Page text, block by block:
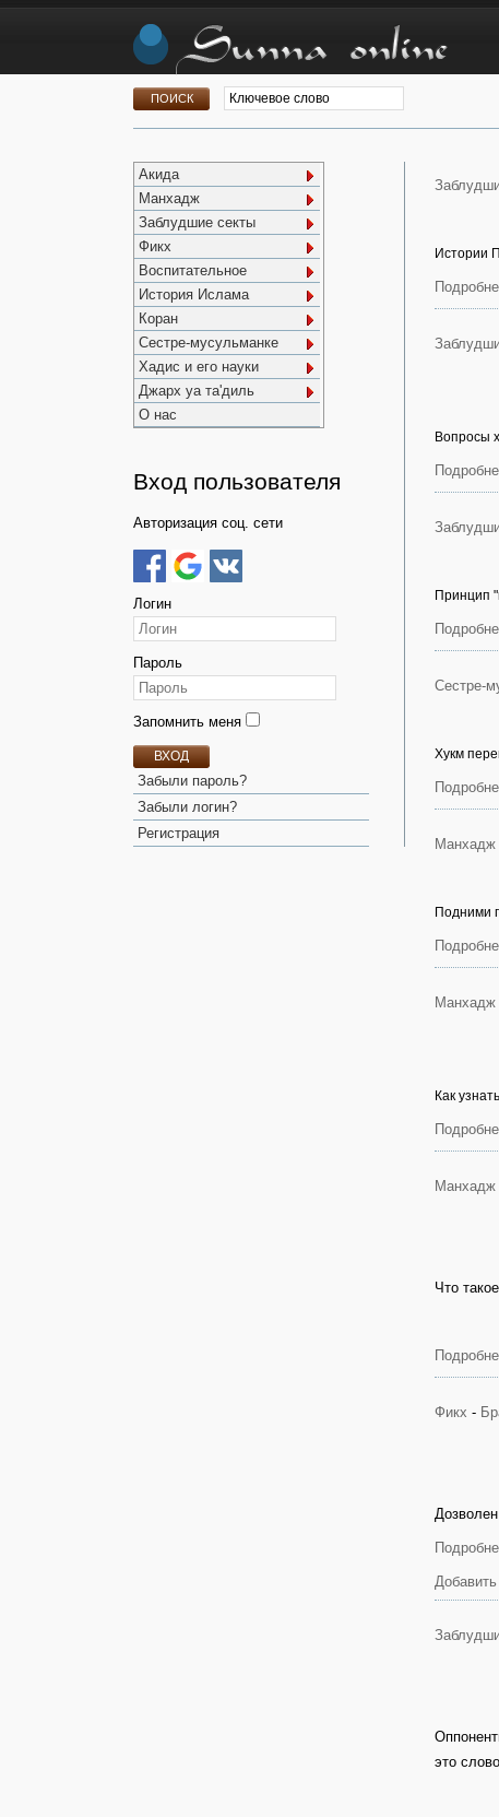
Акида
Манхадж
Заблудшие секты
Фикх
Воспитательное
История Ислама
Коран
Сестре-мусульманке
Хадис и его науки
Джарх уа та'диль
О нас
Вход пользователя
Авторизация соц. сети
Логин
Пароль
Запомнить меня
ВХОД
Забыли пароль?
Забыли логин?
Регистрация
Истории
Вопросы
Принцип
Сестре-
Хукм
Манхадж
Подними
Манхадж
Как
Манхадж
Что
Фикх -
это